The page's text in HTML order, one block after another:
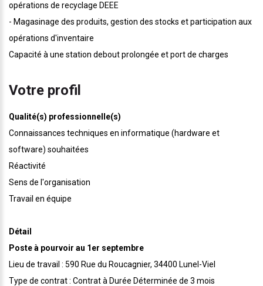
opérations de recyclage DEEE
- Magasinage des produits, gestion des stocks et participation aux
opérations d'inventaire
Capacité à une station debout prolongée et port de charges
Votre profil
Qualité(s) professionnelle(s)
Connaissances techniques en informatique (hardware et
software) souhaitées
Réactivité
Sens de l'organisation
Travail en équipe
Détail
Poste à pourvoir au 1er septembre
Lieu de travail : 590 Rue du Roucagnier, 34400 Lunel-Viel
Type de contrat : Contrat à Durée Déterminée de 3 mois